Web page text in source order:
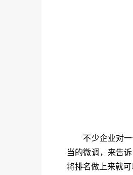
不少企业对一
当的微调，来告
将排名做上来就可